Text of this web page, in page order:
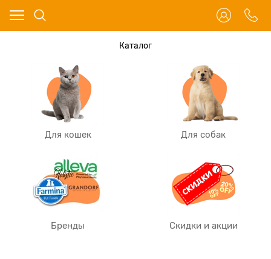
Каталог
Для кошек Для собак
Бренды Скидки и акции